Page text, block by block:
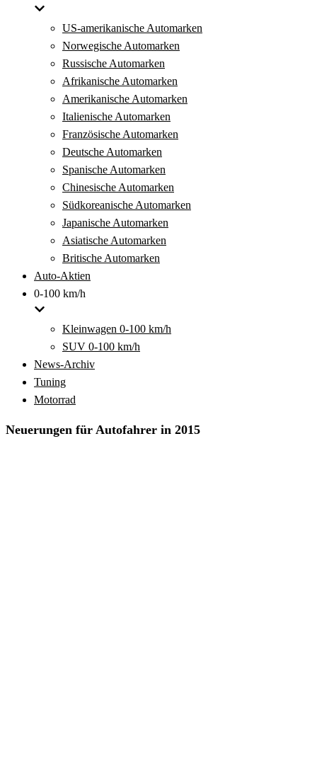
US-amerikanische Automarken
Norwegische Automarken
Russische Automarken
Afrikanische Automarken
Amerikanische Automarken
Italienische Automarken
Französische Automarken
Deutsche Automarken
Spanische Automarken
Chinesische Automarken
Südkoreanische Automarken
Japanische Automarken
Asiatische Automarken
Britische Automarken
Auto-Aktien
0-100 km/h
Kleinwagen 0-100 km/h
SUV 0-100 km/h
News-Archiv
Tuning
Motorrad
Neuerungen für Autofahrer in 2015